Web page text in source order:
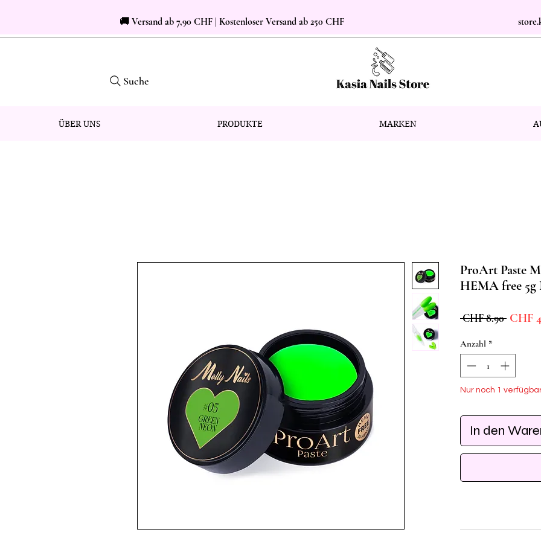
🚚 Versand ab 7,90 CHF | Kostenloser Versand ab 250 CHF
Suche
ÜBER UNS PRODUKTE MARKEN
ProArt Paste
HEMA free 5g
CHF 8.90 CHF
Anzahl *
Nur noch 1
In den